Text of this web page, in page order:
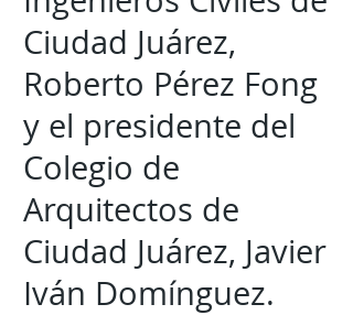
Ciudad Juárez,
Roberto Pérez Fong
y el presidente del
Colegio de
Arquitectos de
Ciudad Juárez, Javier
Iván Domínguez.